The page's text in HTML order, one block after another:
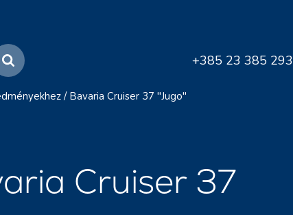
+385 23 385 293
/ Bavaria Cruiser 37 "Jugo"
Cruiser 37